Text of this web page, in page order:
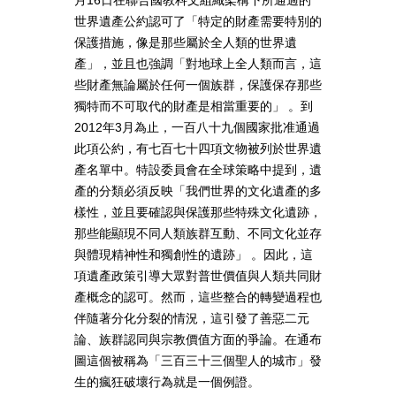
世界遺產公約認可了「特定的財產需要特別的
保護措施，像是那些屬於全人類的世界遺
產」，並且也強調「對地球上全人類而言，這
些財產無論屬於任何一個族群，保護保存那些
獨特而不可取代的財產是相當重要的」 。到
2012年3月為止，一百八十九個國家批准通過
此項公約，有七百七十四項文物被列於世界遺
產名單中。特設委員會在全球策略中提到，遺
產的分類必須反映「我們世界的文化遺產的多
樣性，並且要確認與保護那些特殊文化遺跡，
那些能顯現不同人類族群互動、不同文化並存
與體現精神性和獨創性的遺跡」 。因此，這
項遺產政策引導大眾對普世價值與人類共同財
產概念的認可。然而，這些整合的轉變過程也
伴隨著分化分裂的情況，這引發了善惡二元
論、族群認同與宗教價值方面的爭論。在通布
圖這個被稱為「三百三十三個聖人的城市」發
生的瘋狂破壞行為就是一個例證。